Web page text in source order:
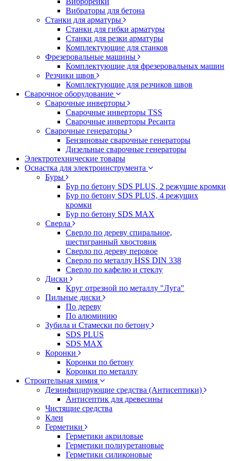
Вибраторы для бетона
Станки для арматуры
Станки для гибки арматуры
Станки для резки арматуры
Комплектующие для станков
Фрезеровальные машины
Комплектующие для фрезеровальных машин
Резчики швов
Комплектующие для резчиков швов
Сварочное оборудование
Сварочные инверторы
Сварочные инверторы TSS
Сварочные инверторы Ресанта
Сварочные генераторы
Бензиновые сварочные генераторы
Дизельные сварочные генераторы
Электротехнические товары
Оснастка для электроинструмента
Буры
Бур по бетону SDS PLUS, 2 режущие кромки
Бур по бетону SDS PLUS, 4 режущих
кромки
Бур по бетону SDS MAX
Сверла
Сверло по дереву спиральное,
шестигранный хвостовик
Сверло по дереву перовое
Сверло по металлу HSS DIN 338
Сверло по кафелю и стеклу
Диски
Круг отрезной по металлу "Луга"
Пильные диски
По дереву
По алюминию
Зубила и Стамески по бетону
SDS PLUS
SDS MAX
Коронки
Коронки по бетону
Коронки по металлу
Строительная химия
Дезинфицирующие средства (Антисептики)
Антисептик для древесины
Чистящие средства
Клеи
Герметики
Герметики акриловые
Герметики полиуретановые
Герметики силиконовые